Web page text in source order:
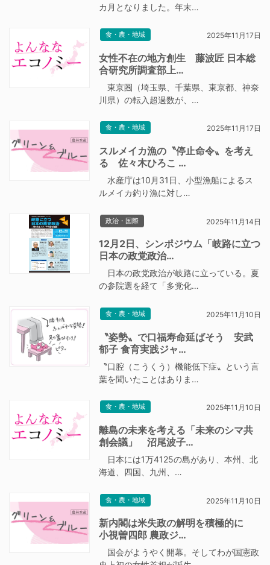
カ月となりました。年末…
食・農・地域 2025年11月17日
女性不在の地方創生 藤波匠 日本総
合研究所調査部上…
東京圏（埼玉県、千葉県、東京都、神奈
川県）の転入超過数が、…
食・農・地域 2025年11月17日
スルメイカ漁の〝停止命令〟を考え
る 佐々木ひろこ …
水産庁は10月31日、小型漁船によるス
ルメイカ釣り漁に対し…
政治・国際 2025年11月14日
12月2日、シンポジウム「岐路に立つ
日本の政党政治…
日本の政党政治が岐路に立っている。夏
の参院選を経て「多党化…
食・農・地域 2025年11月10日
〝姿勢〟で口福寿命延ばそう 安武
郁子 食育実践ジャ…
〝口腔（こうくう）機能低下症〟という言
葉を聞いたことはありま…
食・農・地域 2025年11月10日
離島の未来を考える「未来のシマ共
創会議」 沼尾波子…
日本には1万4125の島があり、本州、北
海道、四国、九州、…
食・農・地域 2025年11月10日
新内閣は米失政の解明を積極的に
小視曽四郎 農政ジ…
国会がようやく開幕。そしてわが国憲政